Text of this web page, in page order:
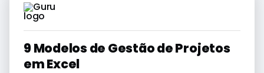
9 Modelos de Gestão de Projetos
em Excel